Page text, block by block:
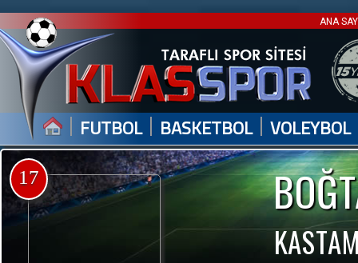
ANA
| FUTBOL | BASKETBOL | VOLEYBOL
17